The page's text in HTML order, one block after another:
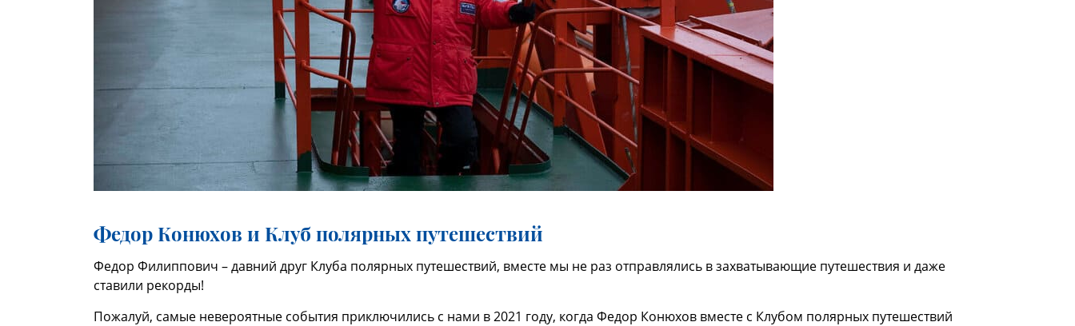
Федор Конюхов и Клуб полярных путешествий
Федор Филиппович – давний друг Клуба полярных путешествий, вместе мы не раз отправлялись в захватывающие путешествия и даже
ставили рекорды!
Пожалуй, самые невероятные события приключились с нами в 2021 году, когда Федор Конюхов вместе с Клубом полярных путешествий